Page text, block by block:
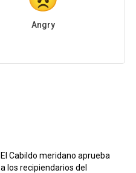
Angry
El Cabildo meridano aprueba
a los recipiendarios del